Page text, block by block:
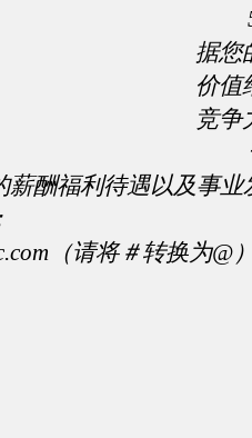
5
据您
价值
竞争
一
薪酬福利待遇以及事业
（请将＃转换为@